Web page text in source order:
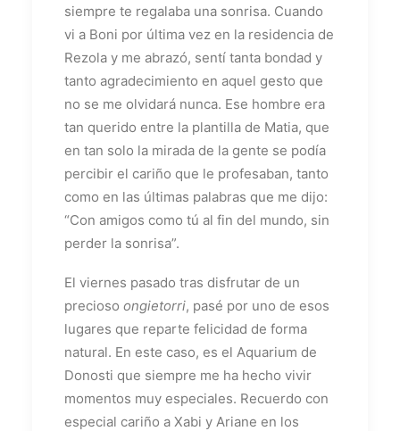
siempre te regalaba una sonrisa. Cuando
vi a Boni por última vez en la residencia de
Rezola y me abrazó, sentí tanta bondad y
tanto agradecimiento en aquel gesto que
no se me olvidará nunca. Ese hombre era
tan querido entre la plantilla de Matia, que
en tan solo la mirada de la gente se podía
percibir el cariño que le profesaban, tanto
como en las últimas palabras que me dijo:
“Con amigos como tú al fin del mundo, sin
perder la sonrisa”.
El viernes pasado tras disfrutar de un
precioso ongietorri, pasé por uno de esos
lugares que reparte felicidad de forma
natural. En este caso, es el Aquarium de
Donosti que siempre me ha hecho vivir
momentos muy especiales. Recuerdo con
especial cariño a Xabi y Ariane en los